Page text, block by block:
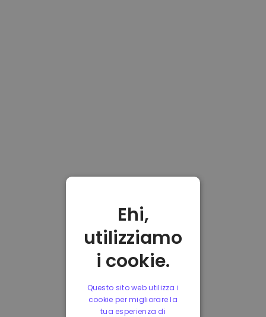
Ehi,
utilizziamo
i cookie.
Questo sito web utilizza i
cookie per migliorare la
tua esperienza di